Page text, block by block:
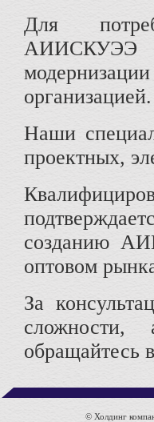
Для
АИИСКУЭЭ
организацией.
Наши
проектных,
созданию
оптовом
За
обращайтесь
© Холдинг